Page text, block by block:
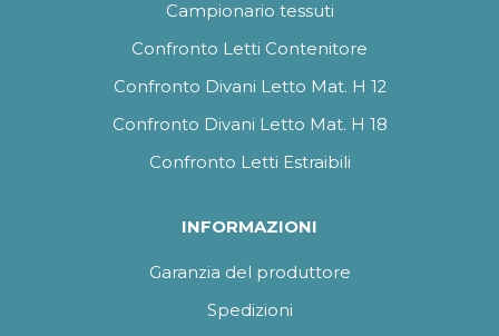
Campionario tessuti
Confronto Letti Contenitore
Confronto Divani Letto Mat. H 12
Confronto Divani Letto Mat. H 18
Confronto Letti Estraibili
INFORMAZIONI
Garanzia del produttore
Spedizioni